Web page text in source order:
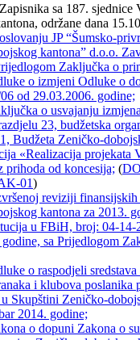
sa 187. sjednice
održane dana
JP “Šumsko-
kantona” d.o.o.
Zaključka o
o izmjeni Odluke o
od 29.03.2006. godine;
o usvajanju
23, budžetska
Budžeta Zeničko-
«Realizacija projekata
prihoda od koncesija; (
01)
reviziji finansijskih
kantona za 2013.
u FBiH, broj: 04-14-
sa Prijedlogom
o raspodjeli
i klubova poslanika
Skupštini Zeničko-
2014. godine;
o dopuni Zakona o